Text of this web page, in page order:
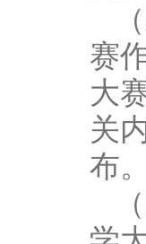
赛
大
关
布。